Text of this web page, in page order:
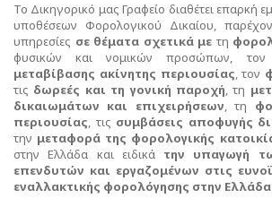
Το Δικηγορικό μας Γραφείο διαθέτει επαρκή
υποθέσεων Φορολογικού Δικαίου,
υπηρεσίες σε θέματα σχετικά με τη
φυσικών και νομικών προσώπων, τον
μεταβίβασης ακίνητης περιουσίας, τον
τις δωρεές και τη γονική παροχή, τη
δικαιωμάτων και επιχειρήσεων, τη
περιουσίας, τις συμβάσεις αποφυγής
την μεταφορά της φορολογικής
στην Ελλάδα και ειδικά την υπαγωγή
επενδυτών και εργαζομένων στις
εναλλακτικής φορολόγησης στην